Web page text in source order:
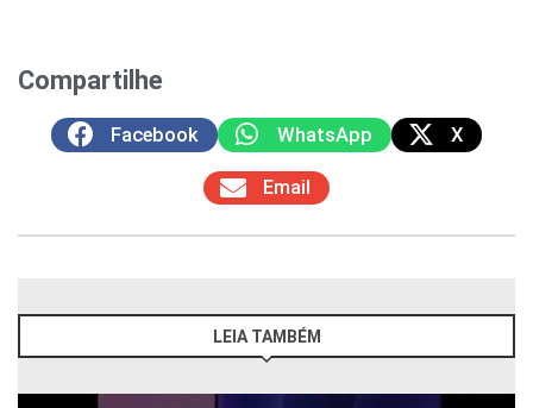
Compartilhe
Facebook WhatsApp X
Email
LEIA TAMBÉM